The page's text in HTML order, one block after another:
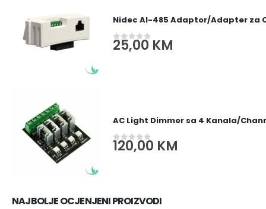
Nidec AI-485 Adaptor/Adapter za
0out of 5
25,00KM
AC Light Dimmer sa 4 Kanala/
out of 5
120,00 KM
NAJBOLJE OCJENJENI PROIZVODI